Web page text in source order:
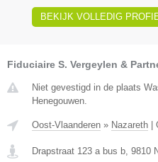
BEKIJK VOLLEDIG
Fiduciaire S. Vergeylen &
Niet gevestigd in de plaats
Henegouwen.
Oost-Vlaanderen » Nazareth
Drapstraat 123 a bus b, 9810